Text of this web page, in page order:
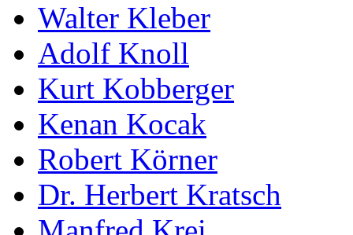
Walter Kleber
Adolf Knoll
Kurt Kobberger
Kenan Kocak
Robert Körner
Dr. Herbert Kratsch